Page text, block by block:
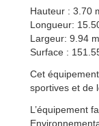
Hauteur : 3.70
Longueur:
Largeur: 9.94 m
Surface :
Cet
sportives et de
L’équipement